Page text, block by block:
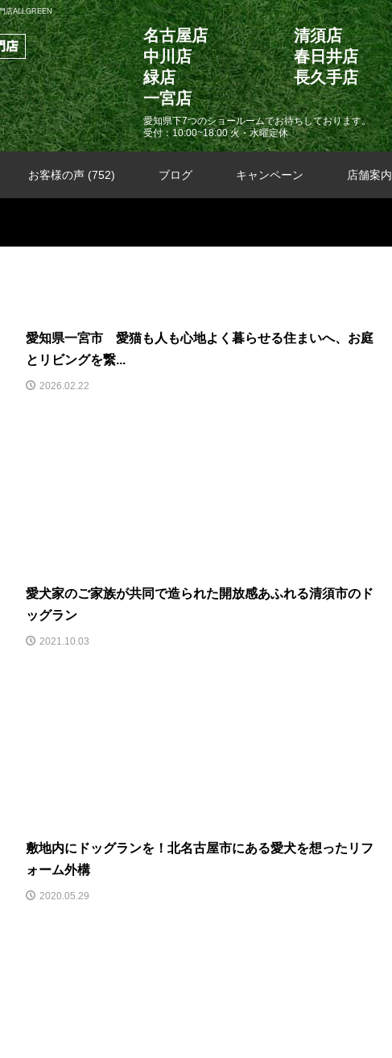
店ALLGREEN
名古屋店
清須店
中川店
春日井店
緑店
長久手店
一宮店
愛知県下7つのショールームでお待ちしております。
受付：10:00~18:00 火・水曜定休
お客様の声 (752) ブログ キャンペーン 店舗案内
愛知県一宮市 愛猫も人も心地よく暮らせる住まいへ、お庭
とリビングを繋...
2026.02.22
愛犬家のご家族が共同で造られた開放感あふれる清須市のド
ッグラン
2021.10.03
敷地内にドッグランを！北名古屋市にある愛犬を想ったリフ
ォーム外構
2020.05.29